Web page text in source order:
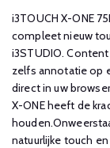
i3TOUCH X-ONE
compleet nieuw
i3STUDIO.
zelfs annotatie op
direct in uw
X-ONE heeft de
natuurlijke touch